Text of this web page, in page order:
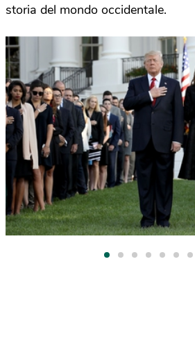
storia del mondo occidentale.